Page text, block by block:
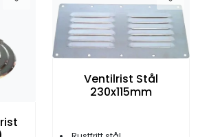
Ventilrist Stål
230x115mm